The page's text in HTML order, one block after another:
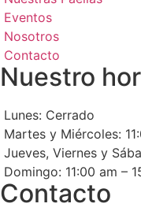
Eventos
Nosotros
Contacto
Nuestro
Lunes: Cerrado
Martes y Miércoles:
Jueves, Viernes y
Domingo: 11:00 am –
Contacto